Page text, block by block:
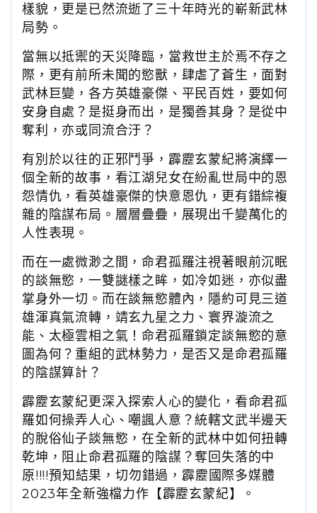
樣貌，更是已然流逝了三十年時光的嶄新武林
局勢。
當無以抵禦的天災降臨，當救世主於焉不存之
際，更有前所未聞的慾獸，肆虐了蒼生，面對
武林巨變，各方英雄豪傑、平民百姓，要如何
安身自處？是挺身而出，是獨善其身？是從中
奪利，亦或同流合汙？
有別於以往的正邪鬥爭，霹靂玄蒙紀將演繹一
個全新的故事，看江湖兒女在紛亂世局中的恩
怨情仇，看英雄豪傑的快意恩仇，更有錯綜複
雜的陰謀布局。層層疊疊，展現出千變萬化的
人性表現。
而在一處微渺之間，命君孤羅注視著眼前沉眠
的談無慾，一雙謎樣之眸，如冷如迷，亦似盡
掌身外一切。而在談無慾體內，隱約可見三道
雄渾真氣流轉，靖玄九星之力、寰界漩流之
能、太極雲相之氣！命君孤羅鎖定談無慾的意
圖為何？重組的武林勢力，是否又是命君孤羅
的陰謀算計？
霹靂玄蒙紀更深入探索人心的變化，看命君孤
羅如何操弄人心、嘲諷人意？統轄文武半邊天
的脫俗仙子談無慾，在全新的武林中如何扭轉
乾坤，阻止命君孤羅的陰謀？奪回失落的中
原!!!!預知結果，切勿錯過，霹靂國際多媒體
2023年全新強檔力作【霹靂玄蒙紀】。